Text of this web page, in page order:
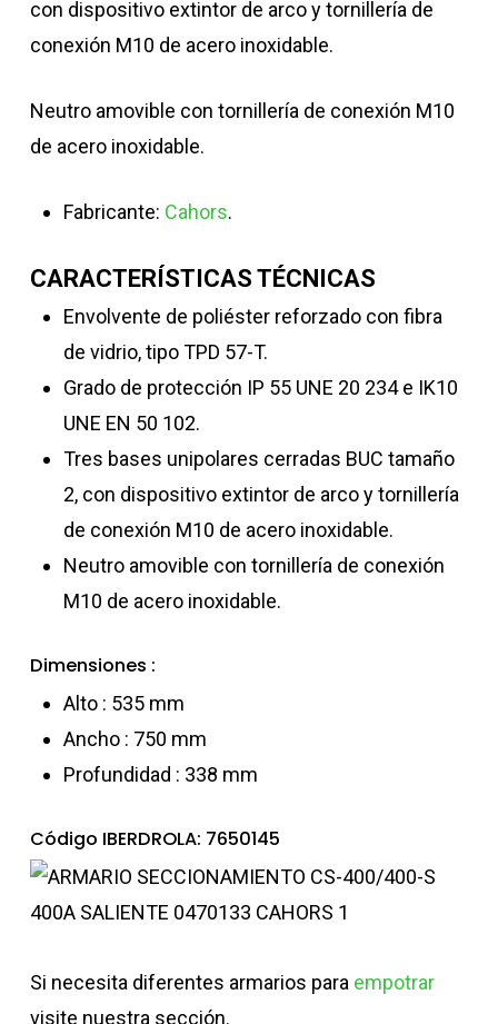
con dispositivo extintor de arco y tornillería de
conexión M10 de acero inoxidable.
Neutro amovible con tornillería de conexión M10
de acero inoxidable.
Fabricante: Cahors.
CARACTERÍSTICAS TÉCNICAS
Envolvente de poliéster reforzado con fibra
de vidrio, tipo TPD 57-T.
Grado de protección IP 55 UNE 20 234 e IK10
UNE EN 50 102.
Tres bases unipolares cerradas BUC tamaño
2, con dispositivo extintor de arco y tornillería
de conexión M10 de acero inoxidable.
Neutro amovible con tornillería de conexión
M10 de acero inoxidable.
Dimensiones :
Alto : 535 mm
Ancho : 750 mm
Profundidad : 338 mm
Código IBERDROLA: 7650145
Si necesita diferentes armarios para empotrar
visite nuestra sección.